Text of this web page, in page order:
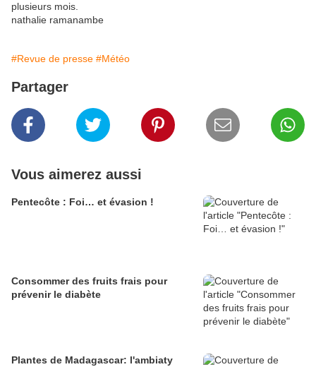
plusieurs mois.
nathalie ramanambe
#Revue de presse #Météo
Partager
Vous aimerez aussi
Pentecôte : Foi… et évasion !
Consommer des fruits frais pour
prévenir le diabète
Plantes de Madagascar: l'ambiaty